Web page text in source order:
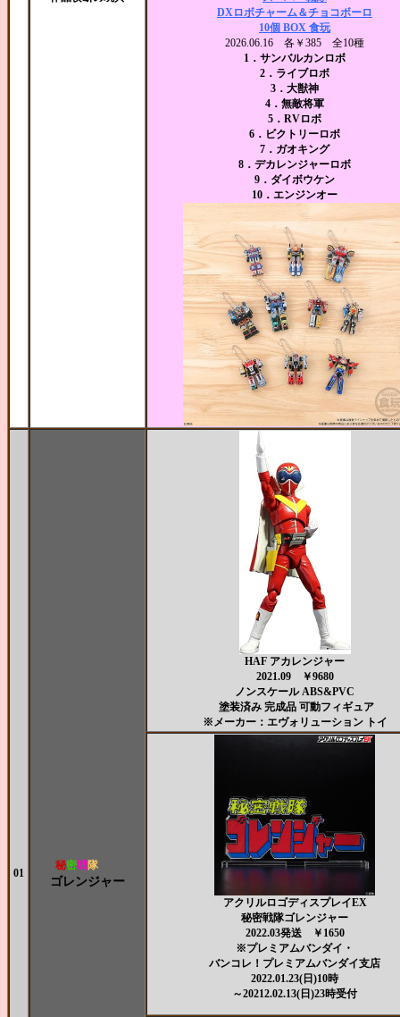
DXロボチャーム＆チョコボーロ
10個 BOX 食玩
2026.06.16 各￥385 全10種
1．サンバルカンロボ
2．ライブロボ
3．大獣神
4．無敵将軍
5．RVロボ
6．ビクトリーロボ
7．ガオキング
8．デカレンジャーロボ
9．ダイボウケン
10．エンジンオー
01
秘密戦隊
ゴレンジャー
HAF アカレンジャー
2021.09 ￥9680
ノンスケール ABS&PVC
塗装済み 完成品 可動フィギュア
※メーカー：エヴォリューション トイ
アクリルロゴディスプレイEX
秘密戦隊ゴレンジャー
2022.03発送 ￥1650
※プレミアムバンダイ・
バンコレ！プレミアムバンダイ支店
2022.01.23(日)10時
～20212.02.13(日)23時受付